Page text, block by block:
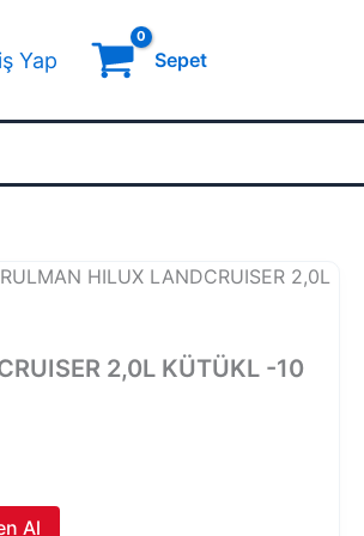
Yap Sepet
HILUX LANDCRUISER 2,0L
2,0L KÜTÜKL -10
Al